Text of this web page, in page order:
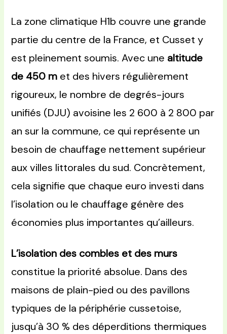
La zone climatique H1b couvre une grande
partie du centre de la France, et Cusset y
est pleinement soumis. Avec une altitude
de 450 m et des hivers régulièrement
rigoureux, le nombre de degrés-jours
unifiés (DJU) avoisine les 2 600 à 2 800 par
an sur la commune, ce qui représente un
besoin de chauffage nettement supérieur
aux villes littorales du sud. Concrètement,
cela signifie que chaque euro investi dans
l’isolation ou le chauffage génère des
économies plus importantes qu’ailleurs.
L’isolation des combles et des murs
constitue la priorité absolue. Dans des
maisons de plain-pied ou des pavillons
typiques de la périphérie cussetoise,
jusqu’à 30 % des déperditions thermiques